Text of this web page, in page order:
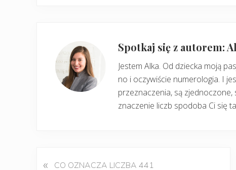
Spotkaj się z autorem:
Jestem Alka. Od dziecka moją
no i oczywiście numerologia. I
przeznaczenia, są zjednoczone,
znaczenie liczb spodoba Ci się
P
« CO OZNACZA LICZBA 441